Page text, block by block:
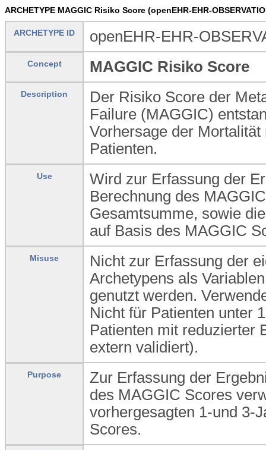
ARCHETYPE MAGGIC Risiko Score (openEHR-EHR-
ARCHETYPE ID openEHR-EHR-
Concept MAGGIC Risiko Score
Description
Der Risiko Score der
Failure (MAGGIC)
Vorhersage der
Patienten.
Use
Wird zur Erfassung der
Berechnung des
Gesamtsumme, sowie
auf Basis des MAGGIC
Misuse
Nicht zur Erfassung der
Archetypens als
genutzt werden.
Nicht für Patienten unter
Patienten mit reduzierter
extern validiert).
Purpose
Zur Erfassung der
des MAGGIC Scores
vorhergesagten 1-und 3-
Scores.